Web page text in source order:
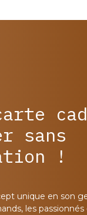
sans
!
unique en son
les